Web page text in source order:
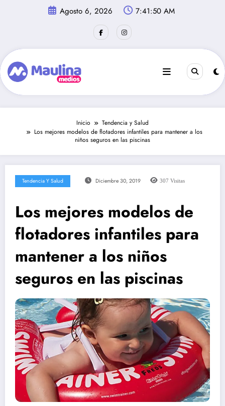
Agosto 6, 2026 7:41:51 AM
Inicio
Tendencia y Salud
Los mejores modelos de flotadores infantiles para mantener a los
niños seguros en las piscinas
Tendencia Y Salud Diciembre 30, 2019 307 Visitas
Los mejores modelos de
flotadores infantiles para
mantener a los niños
seguros en las piscinas